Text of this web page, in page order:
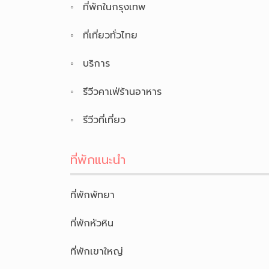
ที่พักในกรุงเทพ
ที่เที่ยวทั่วไทย
บริการ
รีวีวคาเฟ่ร้านอาหาร
รีวีวที่เที่ยว
ที่พักแนะนำ
ที่พักพัทยา
ที่พักหัวหิน
ที่พักเขาใหญ่